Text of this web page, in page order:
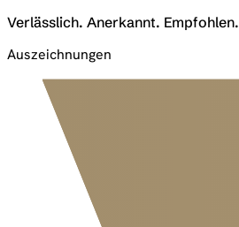
Verlässlich. Anerkannt. Empfohlen.
Auszeichnungen